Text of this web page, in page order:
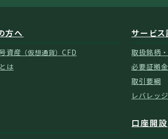
方へ
資産 （仮想通貨）CFD
は
サービス
取扱銘柄
必要証拠金
取引要綱
レバレッ
口座開設